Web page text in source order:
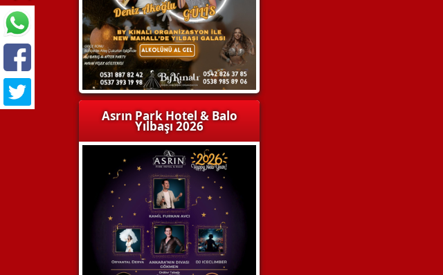
Asrın Park Hotel & Balo
Yılbaşı 2026